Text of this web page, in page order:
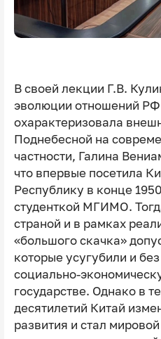
В своей лекции Г.В.
эволюции отношений
охарактеризовала
Поднебесной на
частности, Галина
что впервые посетила
Республику в конце
студенткой МГИМО.
страной и в рамках
«большого скачка»
которые усугубили и
социально-
государстве. Однако в
десятилетий Китай
развития и стал